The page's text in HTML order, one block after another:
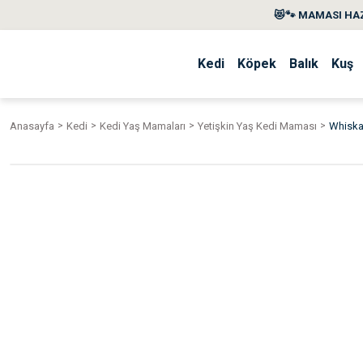
😻🐾 MAMASI
Kedi Köpek Balık Kuş
Anasayfa Kedi Kedi Yaş Mamaları Yetişkin Yaş Kedi Maması